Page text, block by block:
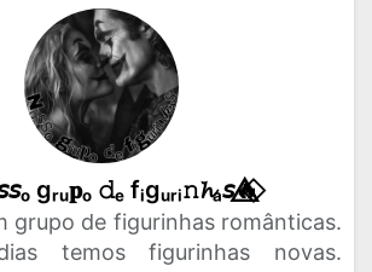
gᵣᵤ𝐩ₒ 𝚍ₑ fᵢgᵤᵣᵢ𝚗𝓱ₐ𝘴🔥⃟⃤
grupo de figurinhas românticas.
temos figurinhas novas.